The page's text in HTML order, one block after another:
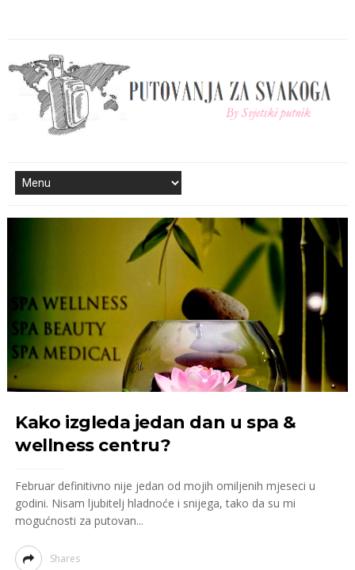
Kako izgleda jedan dan u spa &
wellness centru?
Februar definitivno nije jedan od mojih omiljenih mjeseci u
godini. Nisam ljubitelj hladnoće i snijega, tako da su mi
mogućnosti za putovan...
Shares